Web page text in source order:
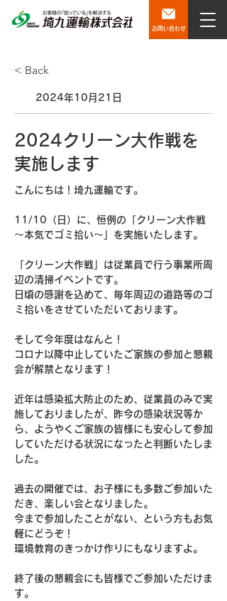
お問い合わせ
< Back
2024年10月21日
2024クリーン大作戦を
実施します
こんにちは！埼九運輸です。
11/10（日）に、恒例の「クリーン大作戦
～本気でゴミ拾い～」を実施いたします。
「クリーン大作戦」は従業員で行う事業所周
辺の清掃イベントです。
日頃の感謝を込めて、毎年周辺の道路等のゴ
ミ拾いをさせていただいております。
そして今年度はなんと！
コロナ以降中止していたご家族の参加と懇親
会が解禁となります！
近年は感染拡大防止のため、従業員のみで実
施しておりましたが、昨今の感染状況等か
ら、ようやくご家族の皆様にも安心して参加
していただける状況になったと判断いたしま
した。
過去の開催では、お子様にも多数ご参加いた
だき、楽しい会となりました。
今まで参加したことがない、という方もお気
軽にどうぞ！
環境教育のきっかけ作りにもなりますよ。
終了後の懇親会にも皆様でご参加いただけま
す。